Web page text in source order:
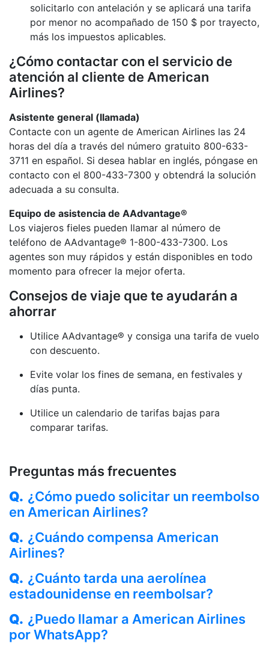
solicitarlo con antelación y se aplicará una tarifa
por menor no acompañado de 150 $ por trayecto,
más los impuestos aplicables.
¿Cómo contactar con el servicio de
atención al cliente de American
Airlines?
Asistente general (llamada)
Contacte con un agente de American Airlines las 24
horas del día a través del número gratuito 800-633-
3711 en español. Si desea hablar en inglés, póngase en
contacto con el 800-433-7300 y obtendrá la solución
adecuada a su consulta.
Equipo de asistencia de AAdvantage®
Los viajeros fieles pueden llamar al número de
teléfono de AAdvantage® 1-800-433-7300. Los
agentes son muy rápidos y están disponibles en todo
momento para ofrecer la mejor oferta.
Consejos de viaje que te ayudarán a
ahorrar
Utilice AAdvantage® y consiga una tarifa de vuelo
con descuento.
Evite volar los fines de semana, en festivales y
días punta.
Utilice un calendario de tarifas bajas para
comparar tarifas.
Preguntas más frecuentes
Q. ¿Cómo puedo solicitar un reembolso
en American Airlines?
Q. ¿Cuándo compensa American
Airlines?
Q. ¿Cuánto tarda una aerolínea
estadounidense en reembolsar?
Q. ¿Puedo llamar a American Airlines
por WhatsApp?